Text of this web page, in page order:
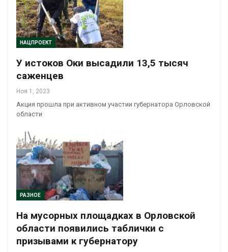
НАЦПРОЕКТ
У истоков Оки высадили 13,5 тысяч
саженцев
Ноя 1, 2023
Акция прошла при активном участии губернатора Орловской
области
РАЗНОЕ
На мусорных площадках в Орловской
области появились таблички с
призывами к губернатору